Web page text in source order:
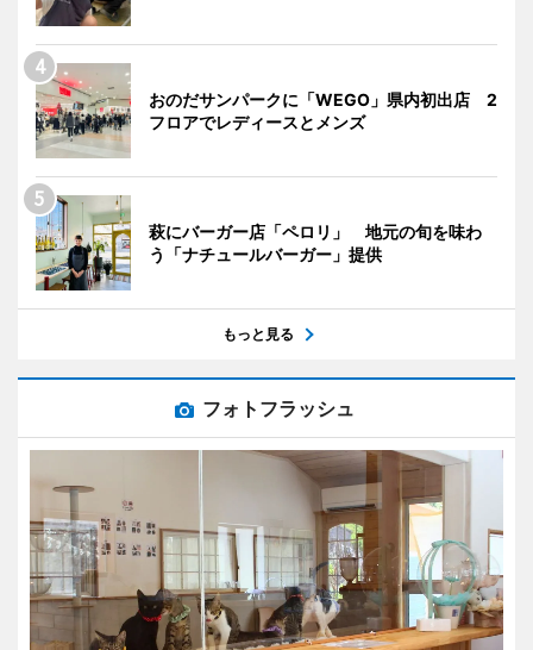
おのだサンパークに「WEGO」県内初出店 2
フロアでレディースとメンズ
萩にバーガー店「ペロリ」 地元の旬を味わ
う「ナチュールバーガー」提供
もっと見る
フォトフラッシュ